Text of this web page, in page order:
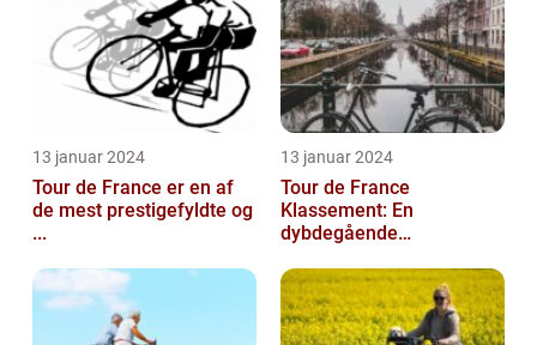
13 januar 2024
Tour de France er en af
de mest prestigefyldte og
...
13 januar 2024
Tour de France
Klassement: En
dybdegående